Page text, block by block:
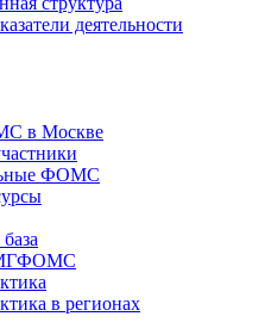
деятельности
в Москве
ФОМС
в регионах